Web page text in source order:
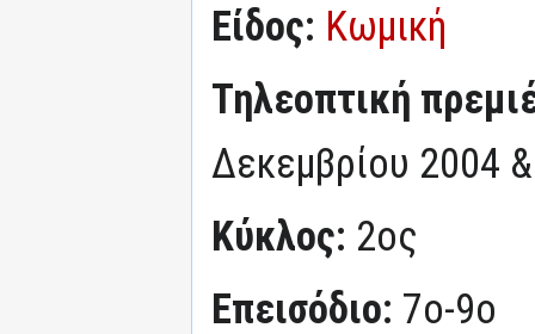
Είδος: Κωμική
Τηλεοπτική
Δεκεμβρίου 2004
Κύκλος: 2ος
Επεισόδιο: 7ο-9ο